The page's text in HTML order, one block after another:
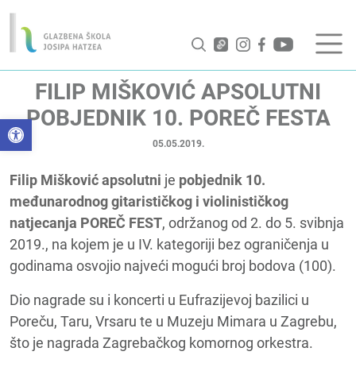
Open toolbar
FILIP MIŠKOVIĆ APSOLUTNI
POBJEDNIK 10. POREČ FESTA
05.05.2019.
Filip Miškovićapsolutni je pobjednik 10.
međunarodnog gitarističkog i violinističkog
natjecanja POREČ FEST, održanog od 2. do 5. svibnja
2019., na kojem je u IV. kategoriji bez ograničenja u
godinama osvojio najveći mogući broj bodova (100).
Dio nagrade su i koncerti u Eufrazijevoj bazilici u
Poreču, Taru, Vrsaru te u Muzeju Mimara u Zagrebu,
što je nagrada Zagrebačkog komornog orkestra.